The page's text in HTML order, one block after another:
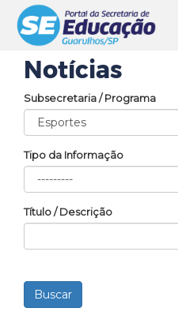
Notícias
Subsecretaria / Programa
Tipo da Informação
Título / Descrição